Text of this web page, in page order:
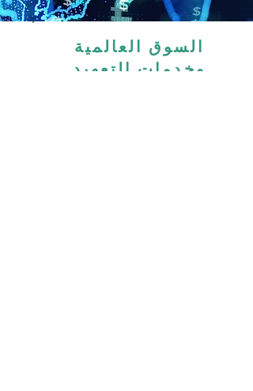
السوق العالمية
وخدمات التعهيد